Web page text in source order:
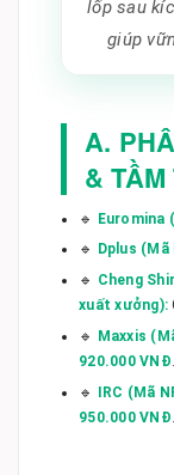
lốp sau
giúp
A.
&
🔹 Euromina
🔹
Dplus (Mã
🔹 Cheng
xuất xưởng):
🔹
Maxxis
920.000 VNĐ.
🔹 IRC (Mã
950.000 VNĐ